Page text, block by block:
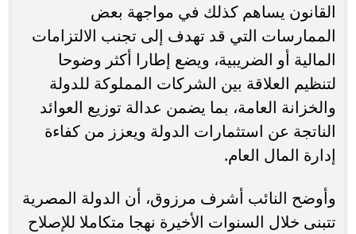
القانون يساهم كذلك في مواجهة بعض
الممارسات التي قد تهدف إلى تجنب الالتزامات
المالية أو الضريبية، ويضع إطارا أكثر وضوحا
لتنظيم العلاقة بين الشركات المملوكة للدولة
والخزانة العامة، بما يضمن عدالة توزيع العوائد
الناتجة عن استثمارات الدولة ويعزز من كفاءة
إدارة المال العام.
وأوضح النائب أشرف مرزوق، أن الدولة المصرية
تتبنى خلال السنوات الأخيرة نهجا متكاملا للإصلاح